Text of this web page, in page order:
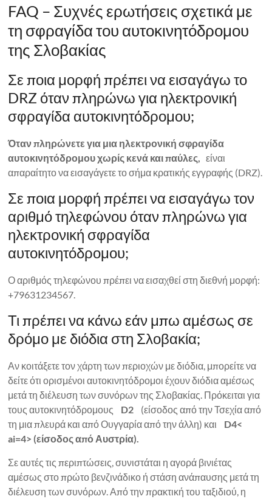
FAQ – Συχνές ερωτήσεις σχετικά με
τη σφραγίδα του αυτοκινητόδρομου
της Σλοβακίας
Σε ποια μορφή πρέπει να εισαγάγω το
DRZ όταν πληρώνω για ηλεκτρονική
σφραγίδα αυτοκινητόδρομου;
Όταν πληρώνετε για μια ηλεκτρονική σφραγίδα
αυτοκινητόδρομου χωρίς κενά και παύλες,
είναι
απαραίτητο να εισαγάγετε το σήμα κρατικής εγγραφής (DRZ).
Σε ποια μορφή πρέπει να εισαγάγω τον
αριθμό τηλεφώνου όταν πληρώνω για
ηλεκτρονική σφραγίδα
αυτοκινητόδρομου;
Ο αριθμός τηλεφώνου πρέπει να εισαχθεί στη διεθνή μορφή:
+79631234567.
Τι πρέπει να κάνω εάν μπω αμέσως σε
δρόμο με διόδια στη Σλοβακία;
Αν κοιτάξετε τον χάρτη των περιοχών με διόδια, μπορείτε να
δείτε ότι ορισμένοι αυτοκινητόδρομοι έχουν διόδια αμέσως
μετά τη διέλευση των συνόρων της Σλοβακίας. Πρόκειται για
τους αυτοκινητόδρομους D2 (είσοδος από την Τσεχία από
τη μια πλευρά και από Ουγγαρία από την άλλη) και D4<
ai=4> (είσοδος από Αυστρία).
Σε αυτές τις περιπτώσεις, συνιστάται η αγορά βινιέτας
αμέσως στο πρώτο βενζινάδικο ή στάση ανάπαυσης μετά τη
διέλευση των συνόρων. Από την πρακτική του ταξιδιού, η